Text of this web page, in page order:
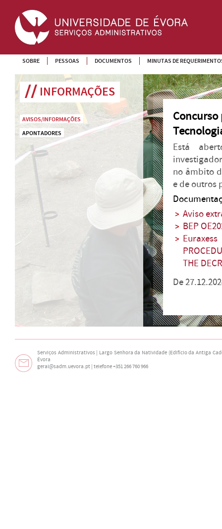
SOBRE PESSOAS DOCUMENTOS MINUTAS DE
INFORMAÇÕES
AVISOS/INFORMAÇÕES
APONTADORES
Está
no âmbito
e de outros
Aviso
BEP
THE
De
Serviços Administrativos | Largo Senhora da Natividade (Edifício da Antiga
Évora
geral@sadm.uevora.pt | telefone +351 266 760 966